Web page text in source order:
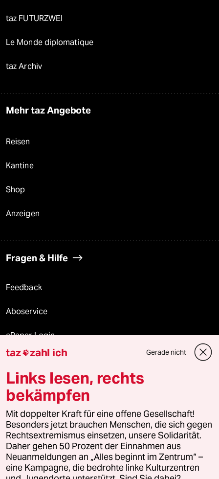
taz FUTURZWEI
Le Monde diplomatique
taz Archiv
Mehr taz Angebote
Reisen
Kantine
Shop
Anzeigen
Fragen & Hilfe
Feedback
Aboservice
ePaper Login
Downloads für Abonnierende
© 2026 taz Verlags und Vertriebs GmbH
Alle Rechte vorbehalten. Bei rechtlichen Fragen oder für Genehmigungen
wenden Sie sich bitte an
lizenzen@taz.de
Feedback Redaktionsstatut Kommune-Richtlinien
Leitlinie Informant Datenschutz Impressum AGB
taz zahl ich Gerade nicht
Links lesen, rechts
bekämpfen
Mit doppelter Kraft für eine offene Gesellschaft!
Besonders jetzt brauchen Menschen, die sich gegen
Rechtsextremismus einsetzen, unsere Solidarität.
Daher gehen 50 Prozent der Einnahmen aus
Neuanmeldungen an „Alles beginnt im Zentrum“ –
eine Kampagne, die bedrohte linke Kulturzentren